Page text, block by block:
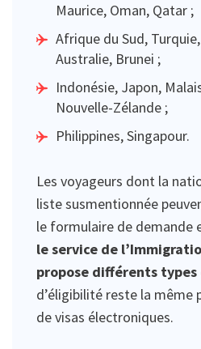
Maurice, Oman, Qatar ;
Afrique du Sud,
Australie, Brunei ;
Indonésie, Japon,
Nouvelle-Zélande ;
Philippines, Singapour.
Les voyageurs dont la
liste susmentionnée
le formulaire de demande
le service de
propose différents types
d’éligibilité reste la même
de visas électroniques.